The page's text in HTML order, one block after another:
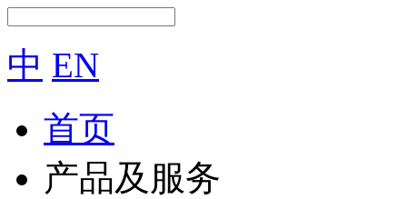
中 EN
首页
产品及服务